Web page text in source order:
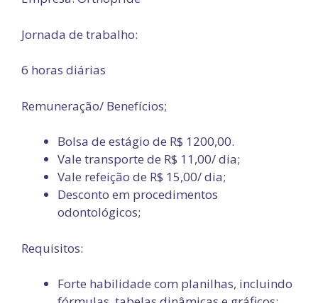
Jornada de trabalho:
6 horas diárias
Remuneração/ Benefícios;
Bolsa de estágio de R$ 1200,00.
Vale transporte de R$ 11,00/ dia;
Vale refeição de R$ 15,00/ dia;
Desconto em procedimentos
odontológicos;
Requisitos:
Forte habilidade com planilhas, incluindo